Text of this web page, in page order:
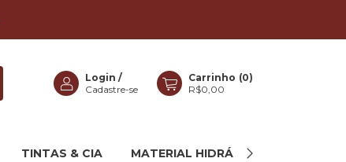
Login /
Cadastre-se
Carrinho (0)
R$0,00
TINTAS & CIA MATERIAL HIDRÁULICO